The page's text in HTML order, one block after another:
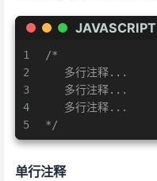
JAVASCRIPT
1
2
3
4
5
/*
   多行注释...
   多行注释...
   多行注释...
*/
单行注释